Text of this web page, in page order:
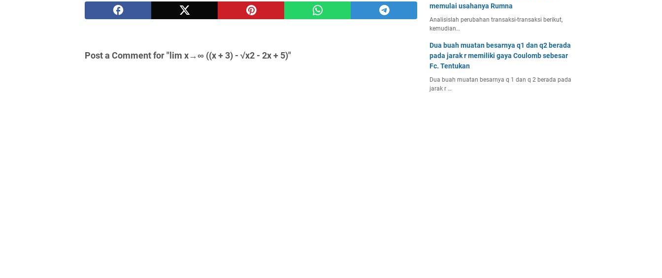
Post a Comment for "lim x→∞ ((x + 3) - √x2 - 2x + 5)"
memulai usahanya Rumna
Analisislah perubahan transaksi-transaksi berikut,
kemudian…
Dua buah muatan besarnya q1 dan q2 berada
pada jarak r memiliki gaya Coulomb sebesar
Fc. Tentukan
Dua buah muatan besarnya q 1 dan q 2 berada pada
jarak r …